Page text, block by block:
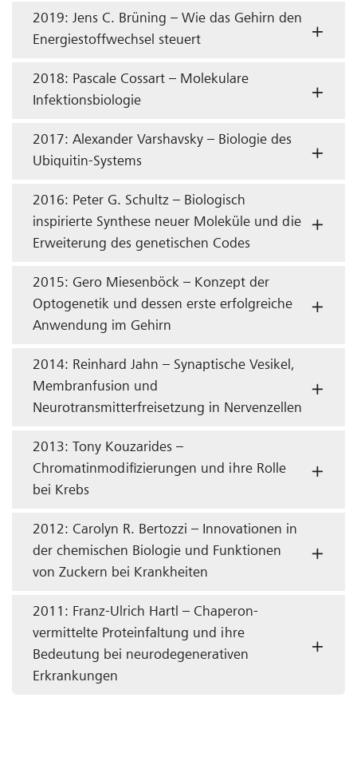
2019: Jens C. Brüning – Wie das Gehirn den
Energiestoffwechsel steuert
2018: Pascale Cossart – Molekulare
Infektionsbiologie
2017: Alexander Varshavsky – Biologie des
Ubiquitin-Systems
2016: Peter G. Schultz – Biologisch
inspirierte Synthese neuer Moleküle und die
Erweiterung des genetischen Codes
2015: Gero Miesenböck – Konzept der
Optogenetik und dessen erste erfolgreiche
Anwendung im Gehirn
2014: Reinhard Jahn – Synaptische Vesikel,
Membranfusion und
Neurotransmitterfreisetzung in Nervenzellen
2013: Tony Kouzarides –
Chromatinmodifizierungen und ihre Rolle
bei Krebs
2012: Carolyn R. Bertozzi – Innovationen in
der chemischen Biologie und Funktionen
von Zuckern bei Krankheiten
2011: Franz-Ulrich Hartl – Chaperon-
vermittelte Proteinfaltung und ihre
Bedeutung bei neurodegenerativen
Erkrankungen